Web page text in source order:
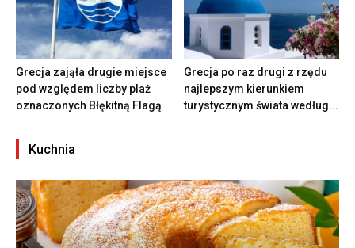
Grecja zająła drugie miejsce
pod względem liczby plaż
oznaczonych Błękitną Flagą
Grecja po raz drugi z rzędu
najlepszym kierunkiem
turystycznym świata według...
Kuchnia